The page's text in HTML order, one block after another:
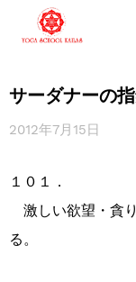
サーダナーの
2012年7月15日
１０１．
激しい欲望・貪
る。